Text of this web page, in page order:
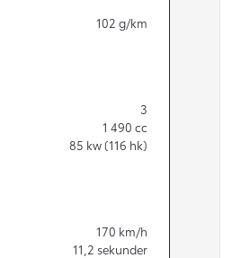
102 g/km
3
1 490 cc
85 kw (116 hk)
170 km/h
11,2 sekunder